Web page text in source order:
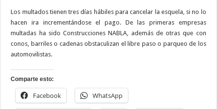
Los multados tienen tres días hábiles para cancelar la esquela, si no lo
hacen ira incrementándose el pago. De las primeras empresas
multadas ha sido Construcciones NABLA, además de otras que con
conos, barriles o cadenas obstaculizan el libre paso o parqueo de los
automovilistas.
Comparte esto:
Facebook WhatsApp